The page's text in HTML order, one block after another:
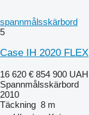
spannmålsskärbord
5
Case IH 2020 FLEX
16 620 € 854 900 UAH
Spannmålsskärbord
2010
Täckning 8 m